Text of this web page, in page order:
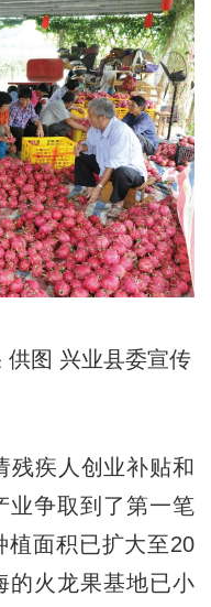
图 兴业县委宣传
疾人创业补贴和
业争取到了第一笔
植面积已扩大至20
的火龙果基地已小